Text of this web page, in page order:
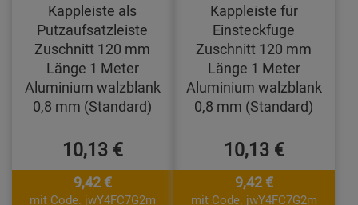
Kappleiste als
Putzaufsatzleiste
Zuschnitt 120 mm
Länge 1 Meter
Aluminium walzblank
0,8 mm (Standard)
10,13 €
9,42 €
mit Code: jwY4FC7G2m
Kappleiste für
Einsteckfuge
Zuschnitt 120 mm
Länge 1 Meter
Aluminium walzblank
0,8 mm (Standard)
10,13 €
9,42 €
mit Code: jwY4FC7G2m